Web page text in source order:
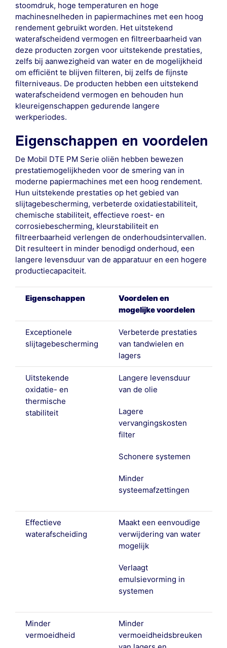
stoomdruk, hoge temperaturen en hoge
machinesnelheden in papiermachines met een hoog
rendement gebruikt worden. Het uitstekend
waterafscheidend vermogen en filtreerbaarheid van
deze producten zorgen voor uitstekende prestaties,
zelfs bij aanwezigheid van water en de mogelijkheid
om efficiënt te blijven filteren, bij zelfs de fijnste
filterniveaus. De producten hebben een uitstekend
waterafscheidend vermogen en behouden hun
kleureigenschappen gedurende langere
werkperiodes.
Eigenschappen en voordelen
De Mobil DTE PM Serie oliën hebben bewezen
prestatiemogelijkheden voor de smering van in
moderne papiermachines met een hoog rendement.
Hun uitstekende prestaties op het gebied van
slijtagebescherming, verbeterde oxidatiestabiliteit,
chemische stabiliteit, effectieve roest- en
corrosiebescherming, kleurstabiliteit en
filtreerbaarheid verlengen de onderhoudsintervallen.
Dit resulteert in minder benodigd onderhoud, een
langere levensduur van de apparatuur en een hogere
productiecapaciteit.
Eigenschappen
Voordelen en
mogelijke voordelen
Exceptionele
slijtagebescherming
Verbeterde prestaties
van tandwielen en
lagers
Uitstekende
oxidatie- en
thermische
stabiliteit
Langere levensduur
van de olie
Lagere
vervangingskosten
filter
Schonere systemen
Minder
systeemafzettingen
Effectieve
waterafscheiding
Maakt een eenvoudige
verwijdering van water
mogelijk
Verlaagt
emulsievorming in
systemen
Minder
vermoeidheid
Minder
vermoeidheidsbreuken